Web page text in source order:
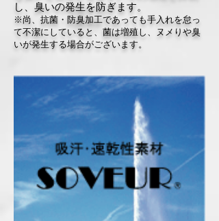
し、臭いの発生を防ぎます。
※尚、抗菌・防臭加工であっても手入れを怠っ
て不潔にしていると、菌は増殖し、ヌメりや臭
いが発生する場合がございます。